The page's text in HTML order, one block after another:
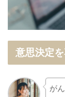
意思決定
が